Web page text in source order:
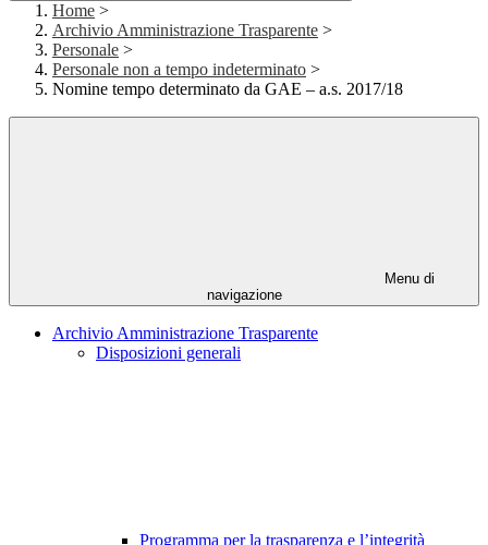
Home >
Archivio Amministrazione Trasparente >
Personale >
Personale non a tempo indeterminato >
Nomine tempo determinato da GAE – a.s. 2017/18
Menu di
navigazione
Archivio Amministrazione Trasparente
Disposizioni generali
Programma per la trasparenza e l’integrità